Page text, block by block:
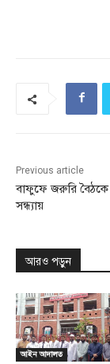
Previous article
বাফুফে জরুরি
সন্ধ্যায়
আরও পড়ুন
আইন আদালত